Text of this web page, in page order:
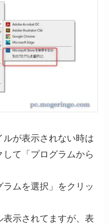
が表示されない時は
て「プログラムから
ムを選択」をクリッ
表示されてますが、表